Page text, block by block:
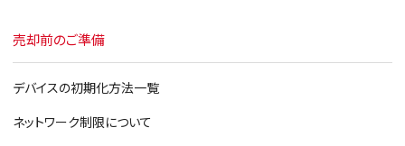
売却前のご準備
デバイスの初期化方法一覧
ネットワーク制限について